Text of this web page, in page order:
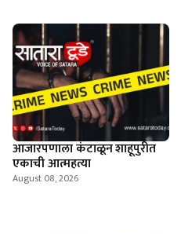
आजारपणाला कंटाळून शाहूपुरीत
एकाची आत्महत्या
August 08, 2026